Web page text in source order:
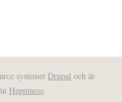
systemet Drupal och är
Happiness.